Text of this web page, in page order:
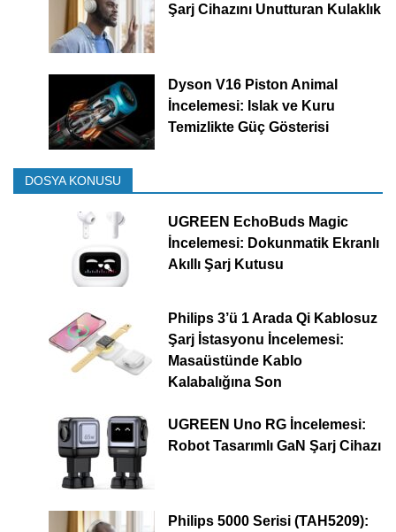
Şarj Cihazını Unutturan Kulaklık
Dyson V16 Piston Animal
İncelemesi: Islak ve Kuru
Temizlikte Güç Gösterisi
DOSYA KONUSU
UGREEN EchoBuds Magic
İncelemesi: Dokunmatik Ekranlı
Akıllı Şarj Kutusu
Philips 3’ü 1 Arada Qi Kablosuz
Şarj İstasyonu İncelemesi:
Masaüstünde Kablo
Kalabalığına Son
UGREEN Uno RG İncelemesi:
Robot Tasarımlı GaN Şarj Cihazı
Philips 5000 Serisi (TAH5209):